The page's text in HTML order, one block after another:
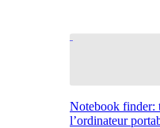
Notebook finder:
l’ordinateur